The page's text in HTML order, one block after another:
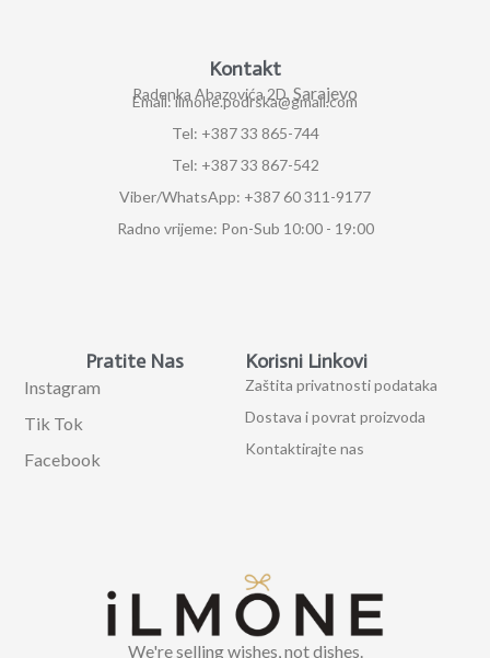
We're selling wishes, not dishes.
Korisni Linkovi
Zaštita privatnosti podataka
Dostava i povrat proizvoda
Kontaktirajte nas
Pratite Nas
Instagram
Tik Tok
Facebook
Kontakt
Radenka Abazovića 2D, Sarajevo
Email: ilmone.podrska@gmail.com
Tel: +387 33 865-744
Tel: +387 33 867-542
Viber/WhatsApp: +387 60 311-9177
Radno vrijeme: Pon-Sub 10:00 - 19:00